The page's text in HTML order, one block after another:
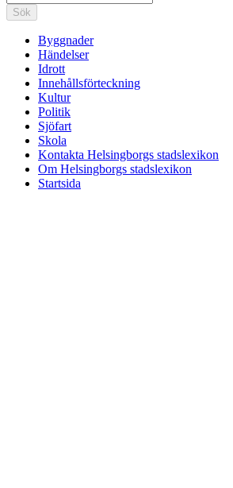
Sök
Byggnader
Händelser
Idrott
Innehållsförteckning
Kultur
Politik
Sjöfart
Skola
Kontakta Helsingborgs stadslexikon
Om Helsingborgs stadslexikon
Startsida